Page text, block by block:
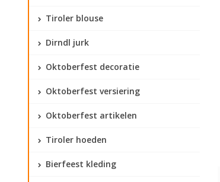
Tiroler blouse
Dirndl jurk
Oktoberfest decoratie
Oktoberfest versiering
Oktoberfest artikelen
Tiroler hoeden
Bierfeest kleding